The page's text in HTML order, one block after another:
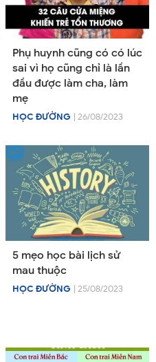
Phụ huynh cũng có có lúc
sai vì họ cũng chỉ là lần
đầu được làm cha, làm
mẹ
HỌC ĐƯỜNG | 26/08/2023
5 mẹo học bài lịch sử
mau thuộc
HỌC ĐƯỜNG | 25/08/2023